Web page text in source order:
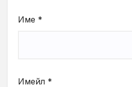
Име *
Имейл *